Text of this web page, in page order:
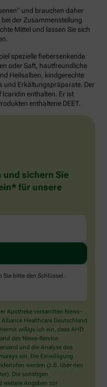
und brauchen daher
der Zusammenstellung
Mittel und lassen Sie sich
spezielle fiebersenkende
oder Saft, hautfreundliche
Heilsalben, kindgerechte
und Erkältungspräparate. Der
enthalten. Er ist
enthaltene DEET.
und sichern Sie
für unsere
Sie bitte den Schlüssel .
Apotheke versandten News-
Healthcare Deutschland
willige ich ein, dass AHD
des News-Service
und die Analyse des
ein. Die Einwilligung
werden (z.B. über den
Die sonstigen
weitere Angaben zur